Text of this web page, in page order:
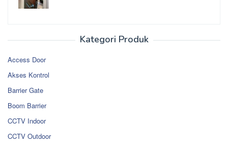
Kategori Produk
Access Door
Akses Kontrol
Barrier Gate
Boom Barrier
CCTV Indoor
CCTV Outdoor